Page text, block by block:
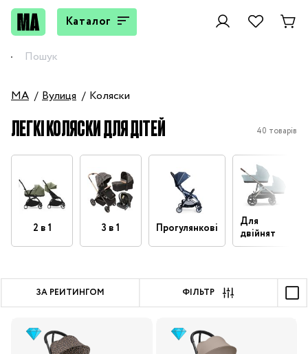
Каталог
MA Вулиця Коляски
ЛЕГКІ КОЛЯСКИ ДЛЯ ДІТЕЙ 40 товарів
2 в 1 3 в 1 Прогулянкові
Для
двійнят
ЗА РЕЙТИНГОМ ФІЛЬТР